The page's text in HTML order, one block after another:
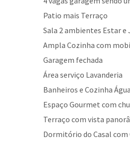
Patio mais Terraço
Sala 2 ambientes Estar e
Ampla Cozinha com
Garagem fechada
Área serviço Lavanderia
Banheiros e Cozinha
Espaço Gourmet com
Terraço com vista
Dormitório do Casal com